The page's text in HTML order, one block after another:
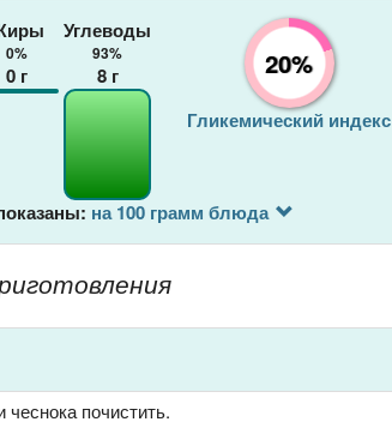
0%
0 г
Углеводы
93%
8г 20%
Гликемический индекс
на 100 грамм блюда
почистить.